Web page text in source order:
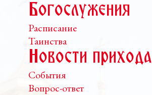
Богослужения
Расписание
Таинства
Новости прихода
События
Вопрос-ответ